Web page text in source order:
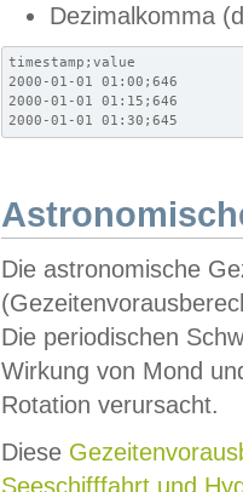
Dezimalkomma
timestamp;value
2000-01-01 01:00;646
2000-01-01 01:15;646
2000-01-01 01:30;645
Die astronomische
Die periodischen
Wirkung von Mond
Rotation verursacht.
Diese
Seeschifffahrt und